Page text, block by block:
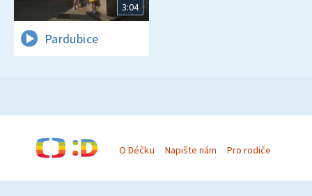
3:04
Pardubice
O Déčku Napište nám Pro rodiče